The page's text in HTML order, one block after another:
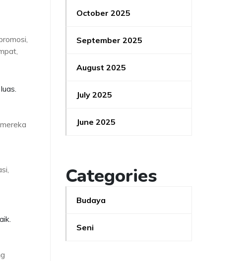
October 2025
September 2025
August 2025
July 2025
June 2025
Categories
Budaya
Seni